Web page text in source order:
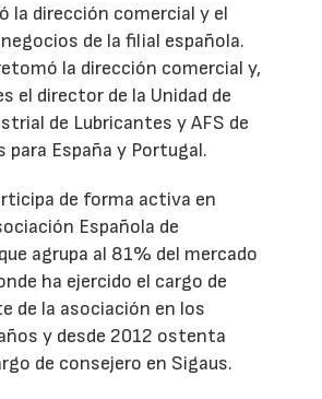
la dirección comercial y el
de la filial española.
la dirección comercial y,
el director de la Unidad de
de Lubricantes y AFS de
para España y Portugal.
de forma activa en
Española de
agrupa al 81% del mercado
ha ejercido el cargo de
de la asociación en los
y desde 2012 ostenta
de consejero en Sigaus.